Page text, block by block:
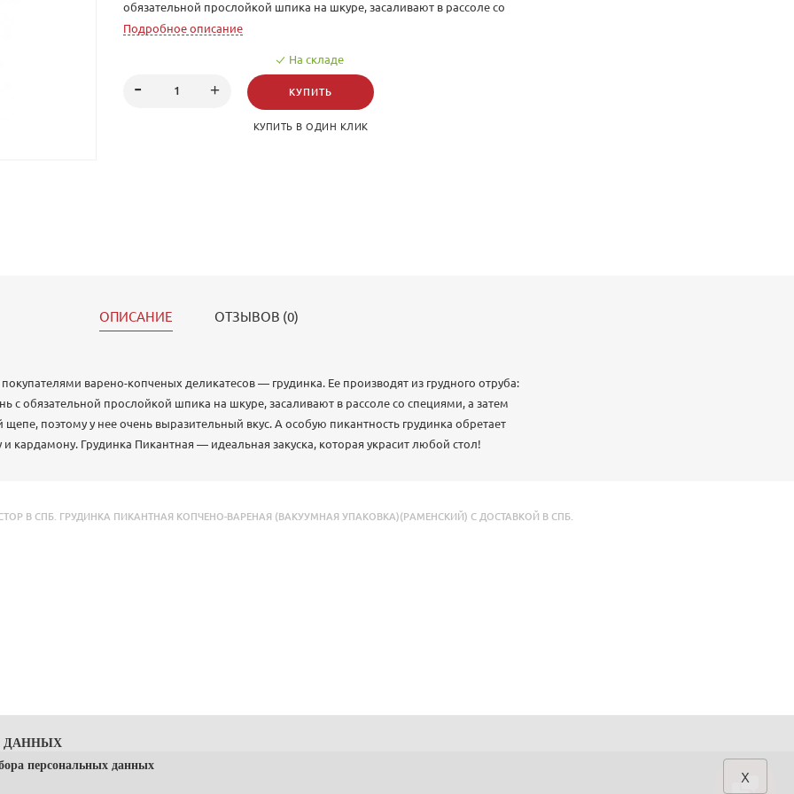
обязательной прослойкой шпика на шкуре, засаливают в рассоле со
специями, а затем варят и коптят на дубовой щепе, поэтому у нее очень
черному перцу и кардамону. Грудинка Пикантная — идеальная закуска,
которая украсит любой стол!
Подробное описание
На складе
КУПИТЬ
КУПИТЬ В ОДИН КЛИК
ОПИСАНИЕ ОТЗЫВОВ (0)
варено-копченых деликатесов — грудинка. Ее производят из грудного отруба:
с обязательной прослойкой шпика на шкуре, засаливают в рассоле со специями, а затем
щепе, поэтому у нее очень выразительный вкус. А особую пикантность грудинка обретает
кардамону. Грудинка Пикантная — идеальная закуска, которая украсит любой стол!
В СПБ. ГРУДИНКА ПИКАНТНАЯ КОПЧЕНО-ВАРЕНАЯ (ВАКУУМНАЯ УПАКОВКА)(РАМЕНСКИЙ) С ДОСТАВКОЙ В СПБ.
ДАННЫХ
персональных данных
x